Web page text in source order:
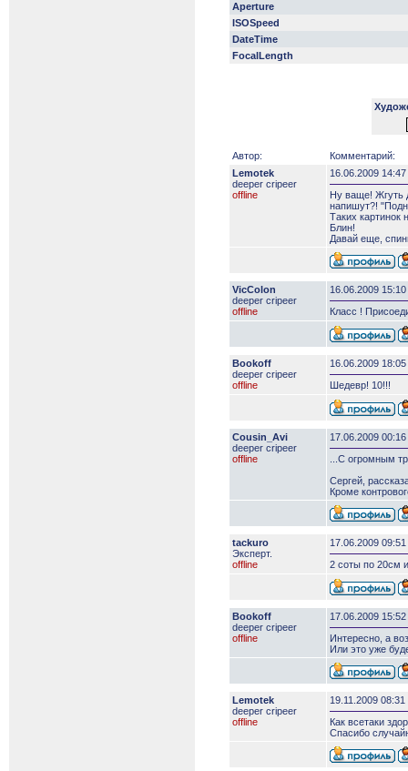
Aperture
ISOSpeed
DateTime
FocalLength
Автор:
Комментарий:
Lemotek
deeper сripeer
offline
16.06.2009 14:47
Ну ваще! Жгуть
напишут?!
Таких картинок
Блин!
Давай еще,
VicColon
deeper сripeer
offline
16.06.2009 15:10
Класс !
Bookoff
deeper сripeer
offline
16.06.2009 18:05
Шедевр! 10!!!
Cousin_Avi
deeper сripeer
offline
17.06.2009 00:16
...С огромным
Сергей,
Кроме
tackuro
Эксперт.
offline
17.06.2009 09:51
2 соты по 20см
Bookoff
deeper сripeer
offline
17.06.2009 15:52
Интересно, а
Или это уже
Lemotek
deeper сripeer
offline
19.11.2009 08:31
Как всетаки
Спасибо